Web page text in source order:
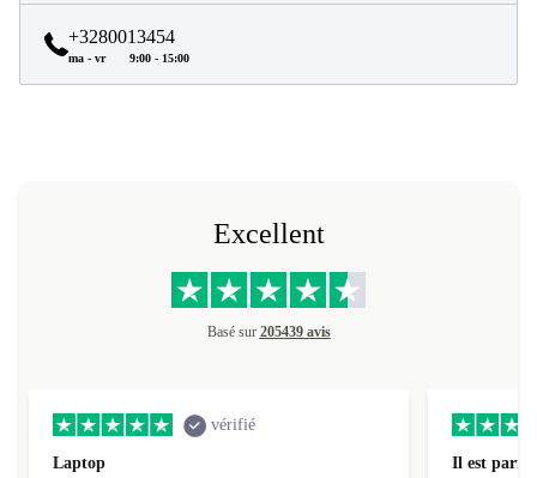
+3280013454
ma - vr 9:00 - 15:00
Excellent
Basé sur 205439 avis
vérifié
Laptop Il est